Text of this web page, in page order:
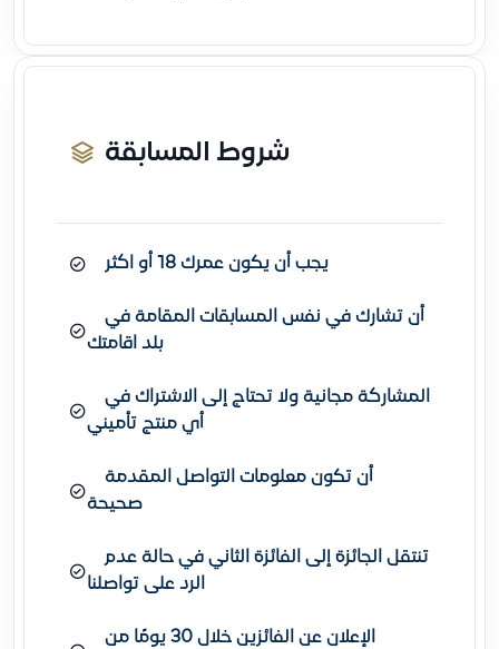
شروط المسابقة
يجب أن يكون عمرك 18 أو اكثر
أن تشارك في نفس المسابقات المقامة في
بلد اقامتك
المشاركة مجانية ولا تحتاج إلى الاشتراك في
أي منتج تأميني
أن تكون معلومات التواصل المقدمة
صحيحة
تنتقل الجائزة إلى الفائزة الثاني في حالة عدم
الرد على تواصلنا
الإعلان عن الفائزين خلال 30 يومًا من